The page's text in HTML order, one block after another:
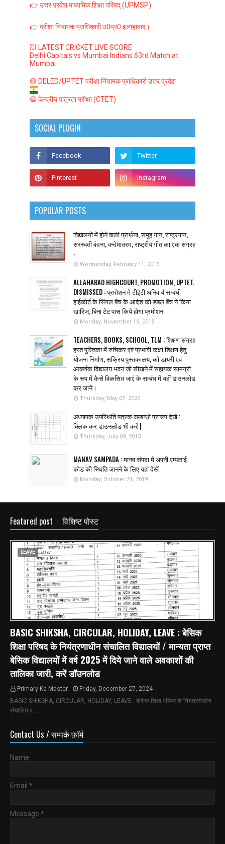
👉 उत्तर प्रदेश माध्यमिक शिक्षा परिषद् (UPMSP)
👉 परीक्षा नियामक प्राधिकारी उ0प्र0 इलाहाबाद।
💥 LATEST CRICKET LIVE SCORE
Delhi Capitals vs Mumbai Indians 63rd Match at
Mumbai
🔴 DELED/UPTET परीक्षा नियामक प्राधिकारी उत्तर प्रदेश
🔵 केन्द्रीय पात्रता परीक्षा (CTET)
SOCIAL PLUGIN
POPULAR POSTS
विद्यालयों में होने वाली प्रार्थना, समूह गान, राष्ट्रगान,
सरस्वती वंदना, वन्देमातरम, राष्ट्रीय गीत का एक संग्रह
-
Wednesday, February 11, 2015
ALLAHABAD HIGHCOURT, PROMOTION, UPTET,
DISMISSED : प्रमोशन मे टीईटी अनिवार्य सम्बंधी
हाईकोर्ट के सिंगल बेंच के आदेश को डबल बेंच ने किया
खारिज, बिना टेट पास किये होगा प्रमोशन
Monday, November 19, 2018
TEACHERS, BOOKS, SCHOOL, TLM : शिक्षण संग्रह
हस्त पुस्तिका में रुचिकर एवं प्रभावी कक्षा शिक्षण हेतु
योजना निर्माण, सक्रिय पुस्तकालय, को डायरी एवं
आकर्षक विद्यालय भवन जो सीखने में सहायक सामग्री
के रूप में कैसे विकसित जाएं के सम्बंध में यहीं डाउनलोड
कर जानें।
Thursday, May 07, 2020
अध्यापक उपस्थिति पत्रक सम्बन्धी प्रारूप देखें :
क्लिक कर डाउनलोड भी करें |
Thursday, July 09, 2015
MANAV SAMPADA : मानव संपदा में अपनी एम्पलाई
कोड की स्थिति जानने के लिए यहां देखें
Monday, October 21, 2019
Featured post । विशिष्ट पोस्ट
LEAVE
BASIC SHIKSHA, CIRCULAR, HOLIDAY, LEAVE : बेसिक
शिक्षा परिषद के नियंत्रणाधीन संचालित विद्यालयों / मान्यता प्राप्त
बेसिक विद्यालयों में वर्ष 2025 में दिये जाने वाले अवकाशों की
तालिका जारी, करें डॉउनलोड
Primary Ka Master
Friday, December 27, 2024
BASIC SHIKSHA, CIRCULAR, HOLIDAY, LEAVE : बेसिक शिक्षा परिषद के नियंत्रणाधीन
संचालित व…
Contact Us / सम्पर्क फ़ॉर्म
Name
Email *
Message *